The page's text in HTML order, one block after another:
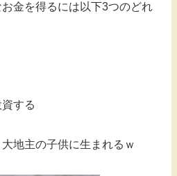
金を得るには以下3つのどれ
する
地主の子供に生まれるｗ